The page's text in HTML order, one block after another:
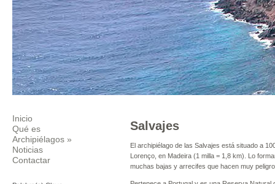
Inicio
Qué es
Archipiélagos »
Noticias
Contactar
Salvajes
El archipiélago de las Salvajes está situado a
Lorenço, en Madeira (1 milla = 1,8 km). Lo
muchas bajas y arrecifes que hacen muy